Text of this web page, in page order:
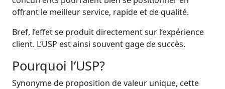
offrant le meilleur service, rapide et de qualité.
Bref, l’effet se produit directement sur l’expérience
client. L’USP est ainsi souvent gage de succès.
Pourquoi l’USP?
Synonyme de proposition de valeur unique, cette